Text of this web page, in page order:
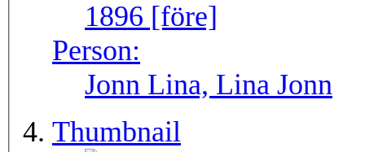
1896 [före]
Person:
Jonn Lina, Lina Jonn
Thumbnail